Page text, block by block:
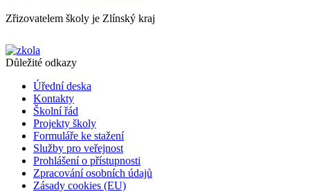
Zřizovatelem školy je Zlínský kraj
Důležité odkazy
Úřední deska
Kontakty
Školní řád
Projekty školy
Formuláře ke stažení
Služby pro veřejnost
Prohlášení o přístupnosti
Zpracování osobních údajů
Zásady cookies (EU)